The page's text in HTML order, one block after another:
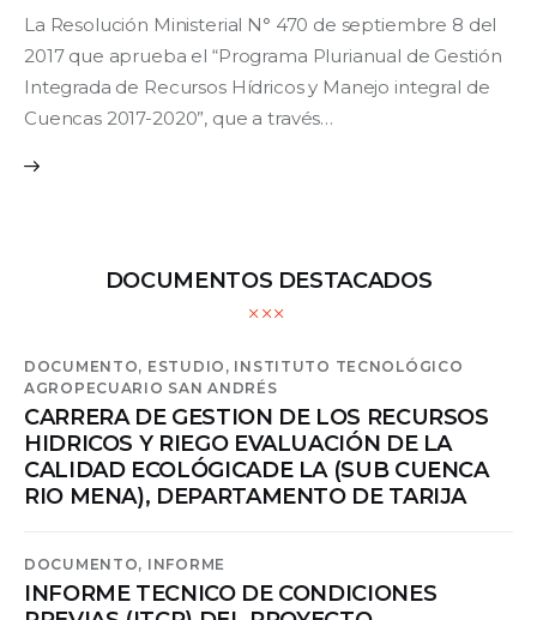
La Resolución Ministerial N° 470 de septiembre 8 del
2017 que aprueba el “Programa Plurianual de Gestión
Integrada de Recursos Hídricos y Manejo integral de
Cuencas 2017-2020”, que a través…
DOCUMENTOS DESTACADOS
DOCUMENTO, ESTUDIO, INSTITUTO TECNOLÓGICO
AGROPECUARIO SAN ANDRÉS
CARRERA DE GESTION DE LOS RECURSOS
HIDRICOS Y RIEGO EVALUACIÓN DE LA
CALIDAD ECOLÓGICADE LA (SUB CUENCA
RIO MENA), DEPARTAMENTO DE TARIJA
DOCUMENTO, INFORME
INFORME TECNICO DE CONDICIONES